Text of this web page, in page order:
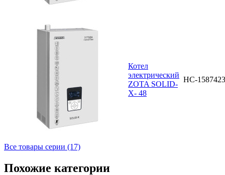
Котел
электрический
ZOTA SOLID-
X- 48
НС-1587423
Все товары серии (17)
Похожие категории